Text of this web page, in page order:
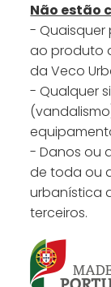
Não estão
-
ao produto
da Veco
- Qualquer
- Danos ou
de toda ou
urbanística
terceiros.